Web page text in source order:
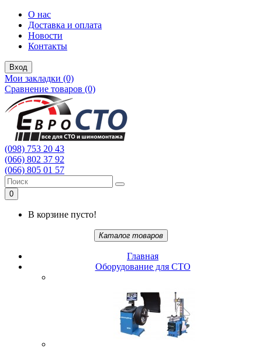
О нас
Доставка и оплата
Новости
Контакты
Вход
Мои закладки (0)
Сравнение товаров (0)
(098) 753 20 43
(066) 802 37 92
(066) 805 01 57
0
В корзине пусто!
Каталог товаров
Главная
Oбopудoвaниe для CTO